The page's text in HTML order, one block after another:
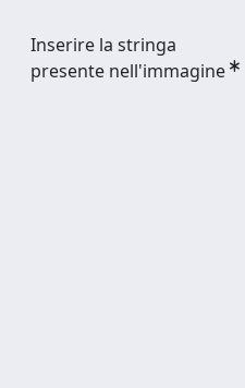
Inserire la stringa
presente nell'immagine